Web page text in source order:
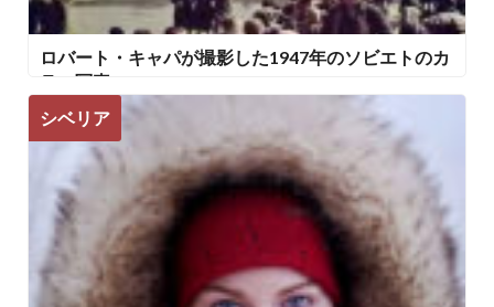
ロバート・キャパが撮影した1947年のソビエトのカ
ラー写真
シベリア